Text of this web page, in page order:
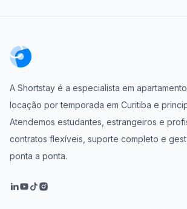
A Shortstay é a especialista em
locação por temporada em Curitiba e
Atendemos estudantes, estrangeiros e
contratos flexíveis, suporte completo e
ponta a ponta.